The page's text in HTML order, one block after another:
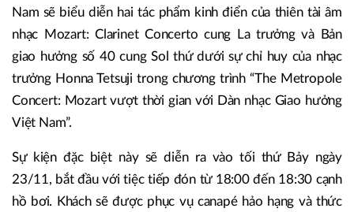
Nam sẽ biểu diễn hai tác phẩm kinh điển của thiên tài âm
nhạc Mozart: Clarinet Concerto cung La trưởng và Bản
giao hưởng số 40 cung Sol thứ dưới sự chỉ huy của nhạc
trưởng Honna Tetsuji trong chương trình “The Metropole
Concert: Mozart vượt thời gian với Dàn nhạc Giao hưởng
Việt Nam”.
Sự kiện đặc biệt này sẽ diễn ra vào tối thứ Bảy ngày
23/11, bắt đầu với tiệc tiếp đón từ 18:00 đến 18:30 cạnh
hồ bơi. Khách sẽ được phục vụ canapé hảo hạng và thức